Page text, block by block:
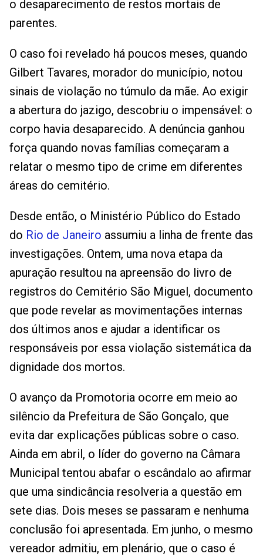
o desaparecimento de restos mortais de
parentes.
O caso foi revelado há poucos meses, quando
Gilbert Tavares, morador do município, notou
sinais de violação no túmulo da mãe. Ao exigir
a abertura do jazigo, descobriu o impensável: o
corpo havia desaparecido. A denúncia ganhou
força quando novas famílias começaram a
relatar o mesmo tipo de crime em diferentes
áreas do cemitério.
Desde então, o Ministério Público do Estado
do Rio de Janeiro assumiu a linha de frente das
investigações. Ontem, uma nova etapa da
apuração resultou na apreensão do livro de
registros do Cemitério São Miguel, documento
que pode revelar as movimentações internas
dos últimos anos e ajudar a identificar os
responsáveis por essa violação sistemática da
dignidade dos mortos.
O avanço da Promotoria ocorre em meio ao
silêncio da Prefeitura de São Gonçalo, que
evita dar explicações públicas sobre o caso.
Ainda em abril, o líder do governo na Câmara
Municipal tentou abafar o escândalo ao afirmar
que uma sindicância resolveria a questão em
sete dias. Dois meses se passaram e nenhuma
conclusão foi apresentada. Em junho, o mesmo
vereador admitiu, em plenário, que o caso é